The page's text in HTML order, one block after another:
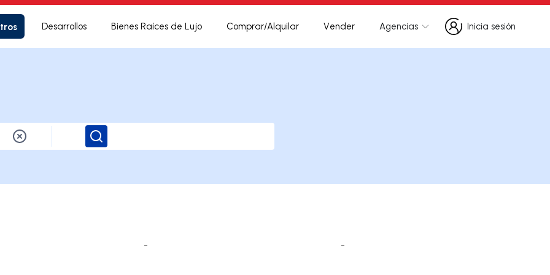
Desarrollos Bienes Raíces de Lujo Comprar/Alquilar Vender Agencias
Inicia sesión
Inicia sesión
Buscar
- -